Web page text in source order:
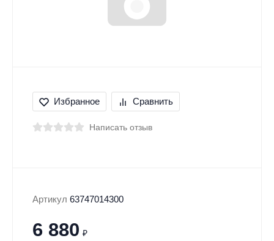
Избранное Сравнить
Написать отзыв
Артикул 63747014300
6 880 ₽